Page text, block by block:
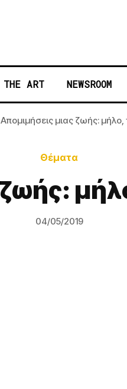
THE ART NEWSROOM
Απομιμήσεις μιας ζωής: μήλο,
Θέματα
04/05/2019